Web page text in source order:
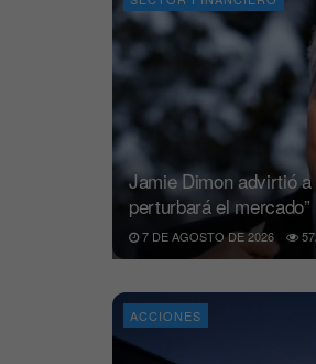
Jamie Dimon advirtió a
perturbará el mercado”
7 DE AGOSTO DE 2026
ACCIONES